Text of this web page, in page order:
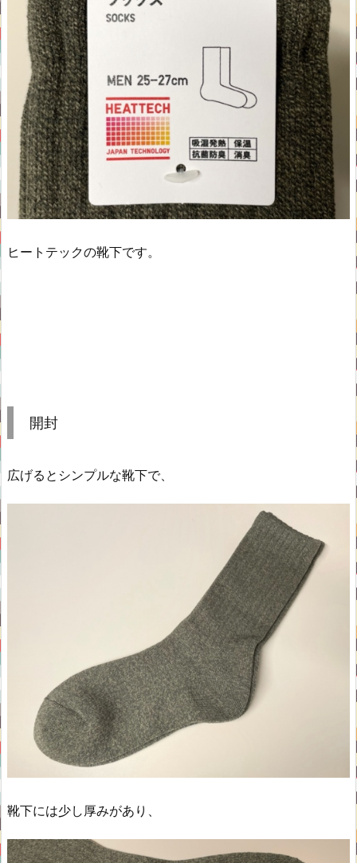
ヒートテックの靴下です。
開封
広げるとシンプルな靴下で、
靴下には少し厚みがあり、